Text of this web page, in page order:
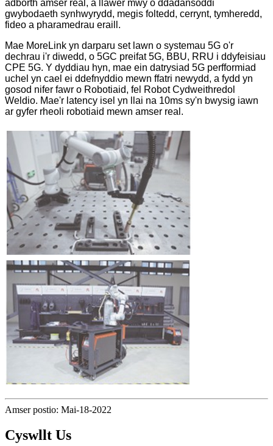
adborth amser real, a llawer mwy o ddadansoddi
gwybodaeth synhwyrydd, megis foltedd, cerrynt, tymheredd,
fideo a pharamedrau eraill.
Mae MoreLink yn darparu set lawn o systemau 5G o'r
dechrau i'r diwedd, o 5GC preifat 5G, BBU, RRU i ddyfeisiau
CPE 5G. Y dyddiau hyn, mae ein datrysiad 5G perfformiad
uchel yn cael ei ddefnyddio mewn ffatri newydd, a fydd yn
gosod nifer fawr o Robotiaid, fel Robot Cydweithredol
Weldio. Mae'r latency isel yn llai na 10ms sy'n bwysig iawn
ar gyfer rheoli robotiaid mewn amser real.
Amser postio: Mai-18-2022
Cyswllt Us